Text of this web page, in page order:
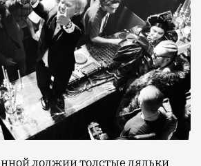
лоджии толстые дядьки